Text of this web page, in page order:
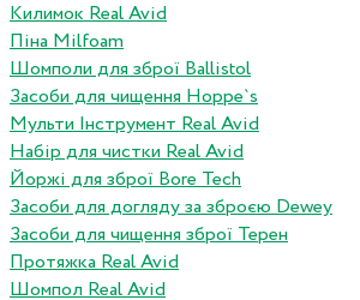
Килимок Real Avid
Піна Milfoam
Шомполи для зброї Ballistol
Засоби для чищення Hoppe`s
Мульти Інструмент Real Avid
Набір для чистки Real Avid
Йоржі для зброї Bore Tech
Засоби для догляду за зброєю Dewey
Засоби для чищення зброї Терен
Протяжка Real Avid
Шомпол Real Avid